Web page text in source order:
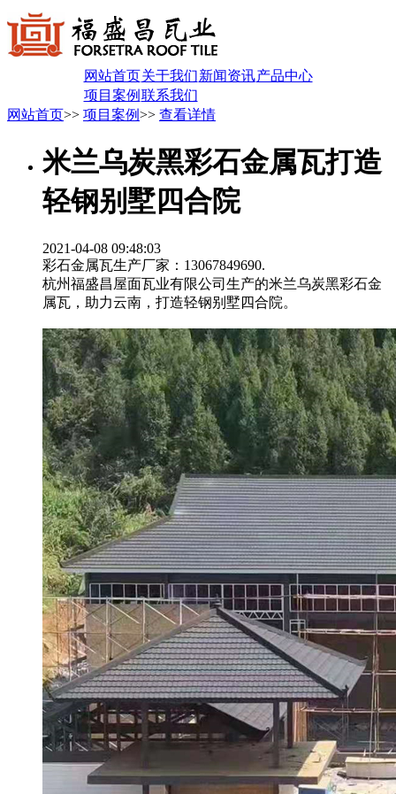
网站首页关于我们新闻资讯产品中心
项目案例 联系我们
网站首页>> 项目案例>> 查看详情
米兰乌炭黑彩石金属瓦打造
轻钢别墅四合院
2021-04-08 09:48:03
彩石金属瓦生产厂家：13067849690.
杭州福盛昌屋面瓦业有限公司生产的米兰乌炭黑彩石金
属瓦，助力云南，打造轻钢别墅四合院。